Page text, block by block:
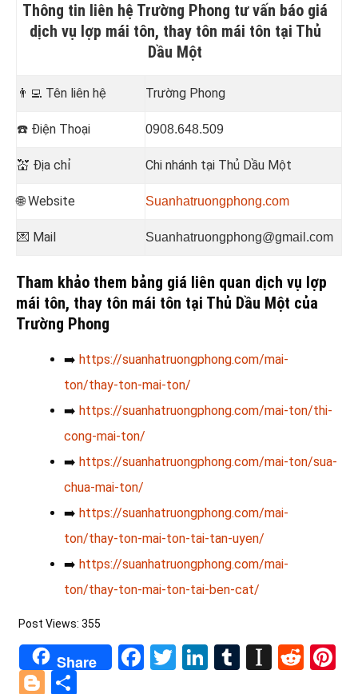
Thông tin liên hệ Trường Phong tư vấn báo giá
dịch vụ lợp mái tôn, thay tôn mái tôn tại Thủ
Dầu Một
👨‍💻 Tên liên hệ Trường Phong
☎️ Điện Thoại 0908.648.509
💒 Địa chỉ Chi nhánh tại Thủ Dầu Một
🌐 Website Suanhatruongphong.com
💌 Mail Suanhatruongphong@gmail.com
Tham khảo them bảng giá liên quan dịch vụ lợp
mái tôn, thay tôn mái tôn tại Thủ Dầu Một của
Trường Phong
➡️ https://suanhatruongphong.com/mai-
ton/thay-ton-mai-ton/
➡️ https://suanhatruongphong.com/mai-ton/thi-
cong-mai-ton/
➡️ https://suanhatruongphong.com/mai-ton/sua-
chua-mai-ton/
➡️ https://suanhatruongphong.com/mai-
ton/thay-ton-mai-ton-tai-tan-uyen/
➡️ https://suanhatruongphong.com/mai-
ton/thay-ton-mai-ton-tai-ben-cat/
Post Views: 355
Share Facebook
TwitterLinkedIn
Tumblr
Blogger